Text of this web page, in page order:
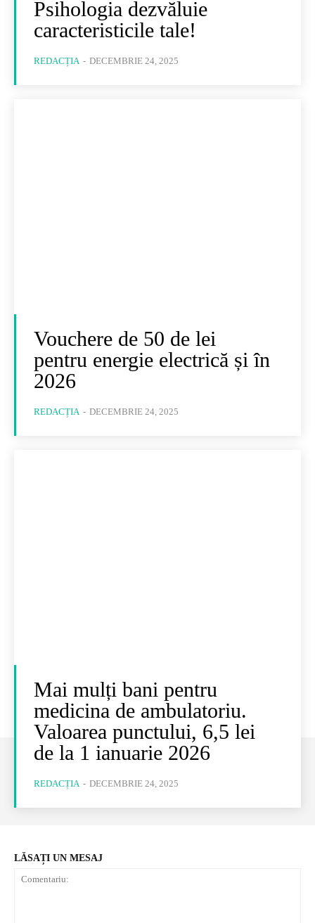
Psihologia dezvăluie
caracteristicile tale!
REDACȚIA - DECEMBRIE 24, 2025
Vouchere de 50 de lei
pentru energie electrică și în
2026
REDACȚIA - DECEMBRIE 24, 2025
Mai mulți bani pentru
medicina de ambulatoriu.
Valoarea punctului, 6,5 lei
de la 1 ianuarie 2026
REDACȚIA - DECEMBRIE 24, 2025
LĂSAȚI UN MESAJ